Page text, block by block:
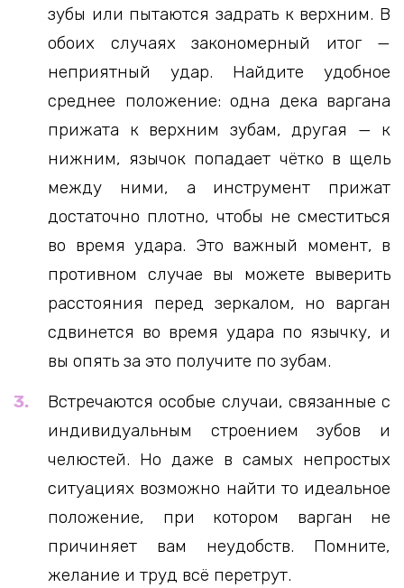
зубы или пытаются задрать к верхним. В
обоих случаях закономерный итог —
неприятный удар. Найдите удобное
среднее положение: одна дека варгана
прижата к верхним зубам, другая — к
нижним, язычок попадает чётко в щель
между ними, а инструмент прижат
достаточно плотно, чтобы не сместиться
во время удара. Это важный момент, в
противном случае вы можете выверить
расстояния перед зеркалом, но варган
сдвинется во время удара по язычку, и
вы опять за это получите по зубам.
Встречаются особые случаи, связанные с
индивидуальным строением зубов и
челюстей. Но даже в самых непростых
ситуациях возможно найти то идеальное
положение, при котором варган не
причиняет вам неудобств. Помните,
желание и труд всё перетрут.